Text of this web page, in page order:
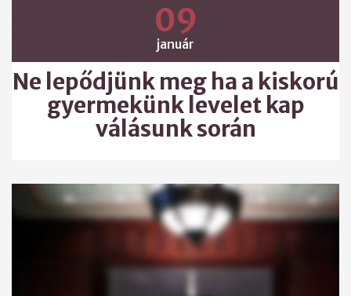
09
január
Ne lepődjünk meg ha a kiskorú
gyermekünk levelet kap
válásunk során